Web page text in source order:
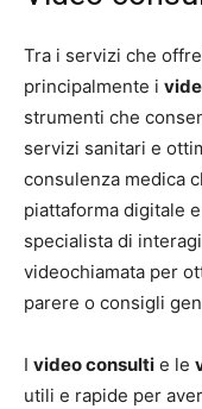
Tra i servizi che
principalmente i
strumenti che
servizi sanitari e
consulenza medica
piattaforma digitale
specialista di
videochiamata per
parere o consigli
I video consulti e le
utili e rapide per